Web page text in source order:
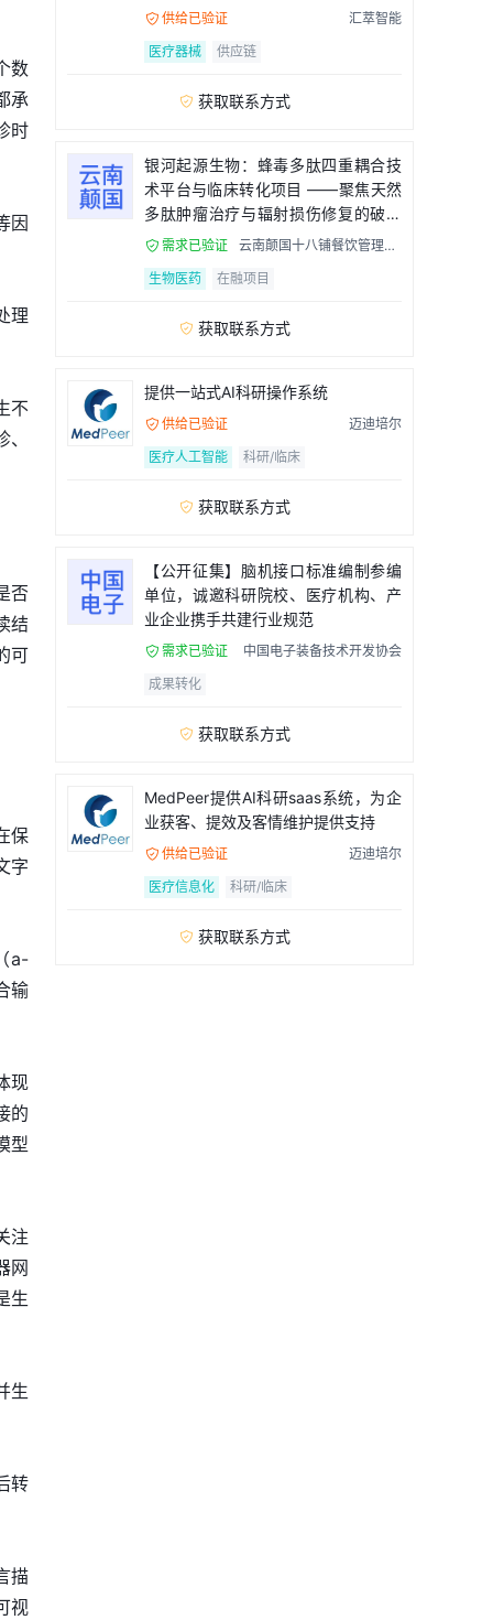
数
承
时
因
理
不
否
结
可
保
字
a-
输
现
的
型
注
网
生
生
转
描
视
流程
 供给已验证
汇萃智能
医疗器械
供应链
 获取联系方式
银河起源生物：蜂毒多肽四重耦合技
术平台与临床转化项目 ——聚焦天然
多肽肿瘤治疗与辐射损伤修复的破局
者
 需求已验证
云南颠国十八铺餐饮管理有
生物医药
在融项目
 获取联系方式
提供一站式AI科研操作系统
 供给已验证
迈迪培尔
医疗人工智能
科研/临床
 获取联系方式
【公开征集】脑机接口标准编制参编
单位，诚邀科研院校、医疗机构、产
业企业携手共建行业规范
 需求已验证
中国电子装备技术开发协会
成果转化
 获取联系方式
MedPeer提供AI科研saas系统，为企
业获客、提效及客情维护提供支持
 供给已验证
迈迪培尔
医疗信息化
科研/临床
 获取联系方式